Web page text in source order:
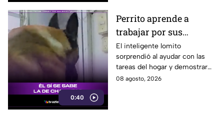
0:40
Perrito aprende a
trabajar por sus
premios y se vuelve
viral
El inteligente lomito
sorprendió al ayudar con las
tareas del hogar y demostrar
que ya conoce la fórmula:
08 agosto, 2026